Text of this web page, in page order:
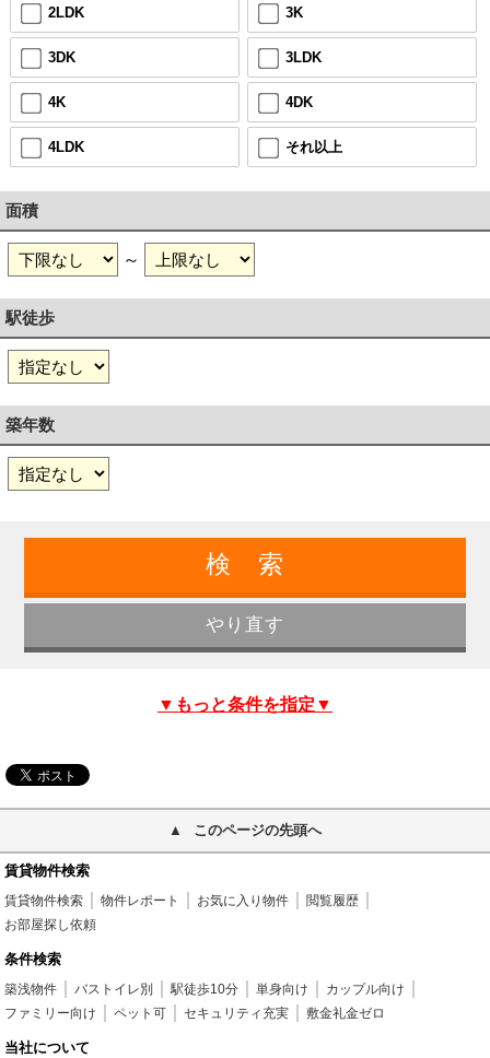
2LDK 3K
3DK 3LDK
4K 4DK
4LDK それ以上
面積
～
駅徒歩
築年数
▼もっと条件を指定▼
このページの先頭へ
賃貸物件検索
賃貸物件検索 物件レポート お気に入り物件
閲覧履歴
お部屋探し依頼
条件検索
築浅物件 バストイレ別 駅徒歩10分 単身向け
カップル向け
ファミリー向け
ペット可 セキュリティ充実 敷金礼金ゼロ
当社について